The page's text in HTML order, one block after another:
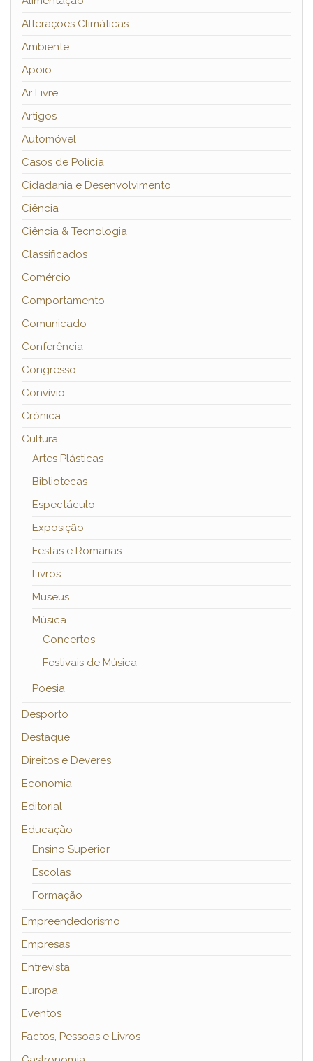
Alterações Climáticas
Ambiente
Apoio
Ar Livre
Artigos
Automóvel
Casos de Polícia
Cidadania e Desenvolvimento
Ciência
Ciência & Tecnologia
Classificados
Comércio
Comportamento
Comunicado
Conferência
Congresso
Convívio
Crónica
Cultura
Artes Plásticas
Bibliotecas
Espectáculo
Exposição
Festas e Romarias
Livros
Museus
Música
Concertos
Festivais de Música
Poesia
Desporto
Destaque
Direitos e Deveres
Economia
Editorial
Educação
Ensino Superior
Escolas
Formação
Empreendedorismo
Empresas
Entrevista
Europa
Eventos
Factos, Pessoas e Livros